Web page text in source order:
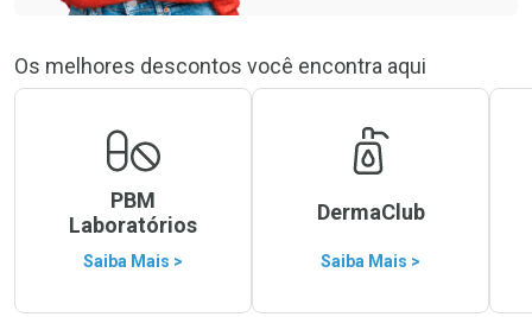
Os melhores descontos você encontra aqui
PBM
Laboratórios
Saiba Mais >
DermaClub
Saiba Mais >